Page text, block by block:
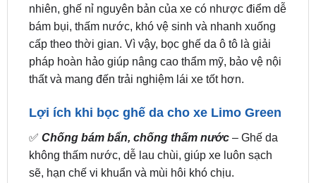
cấp theo thời gian. Vì vậy, bọc ghế da ô tô là giải
pháp hoàn hảo giúp nâng cao thẩm mỹ, bảo vệ nội
thất và mang đến trải nghiệm lái xe tốt hơn.
Lợi ích khi bọc ghế da cho xe Limo Green
không thấm nước, dễ lau chùi, giúp xe luôn sạch
sẽ, hạn chế vi khuẩn và mùi hôi khó chịu.
✅ Tăng độ bền, bảo vệ nội thất– Chất liệu da